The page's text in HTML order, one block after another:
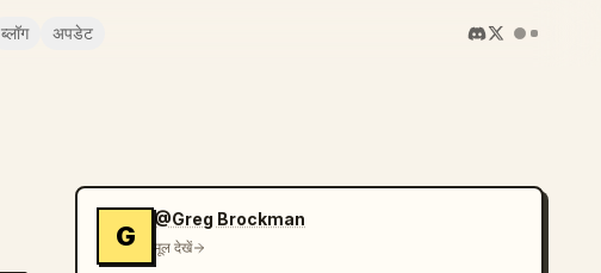
ब्लॉग अपडेट
G
@Greg Brockman
मूल देखें